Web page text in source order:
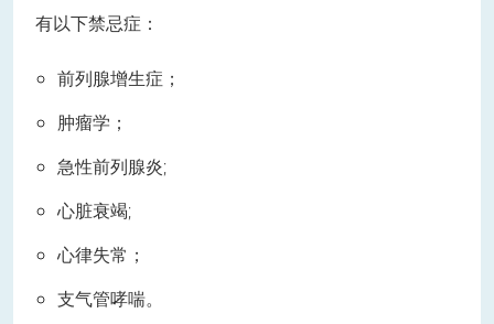
有以下禁忌症：
前列腺增生症；
肿瘤学；
急性前列腺炎;
心脏衰竭;
心律失常；
支气管哮喘。